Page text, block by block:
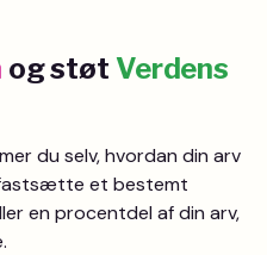
og støt Verdens
du selv, hvordan din arv
fastsætte et bestemt
en procentdel af din arv,